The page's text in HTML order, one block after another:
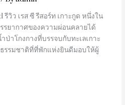
วิว เรส ซี รีสอร์ท เกาะกูด หนึ่งใน
ยากาศของความผ่อนคลายได้
าโกงกางที่บรรจบกับทะเลเกาะ
รรมชาติที่ที่พักแห่งยินดีมอบให้ผู้